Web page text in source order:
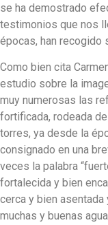
se ha demostrado
testimonios que nos
épocas, han recogido
Como bien cita
estudio sobre la
muy numerosas las
fortificada, rodeada
torres, ya desde la
consignado en una
veces la palabra
fortalecida y bien
cerca y bien
muchas y buenas